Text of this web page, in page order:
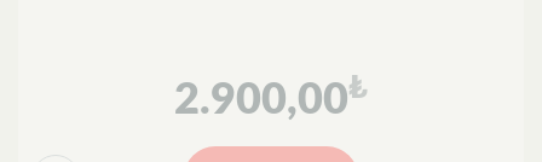
2.900,00₺